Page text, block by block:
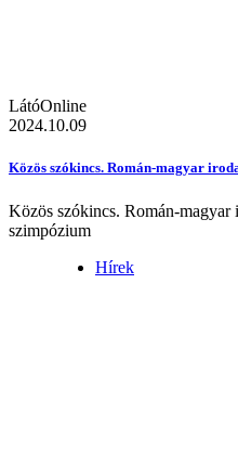
LátóOnline
2024.10.09
Közös szókincs. Román-magyar
Közös szókincs. Román-
szimpózium
Hírek